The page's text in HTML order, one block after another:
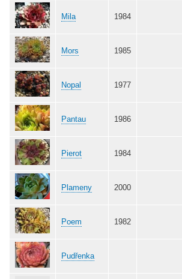
Mila 1984
Mors 1985
Nopal 1977
Pantau 1986
Pierot 1984
Plameny 2000
Poem 1982
Pudřenka